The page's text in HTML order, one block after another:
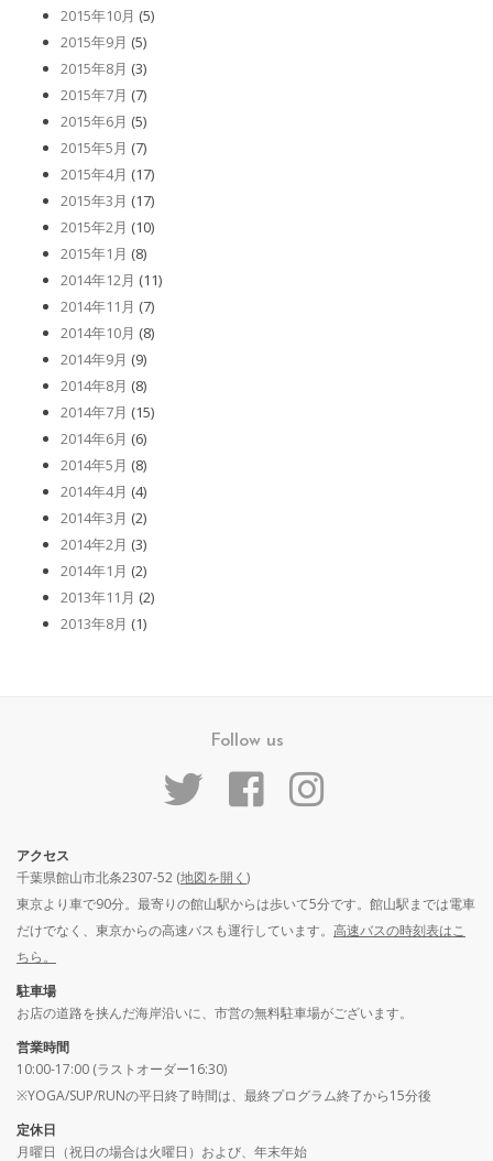
2015年10月 (5)
2015年9月 (5)
2015年8月 (3)
2015年7月 (7)
2015年6月 (5)
2015年5月 (7)
2015年4月 (17)
2015年3月 (17)
2015年2月 (10)
2015年1月 (8)
2014年12月 (11)
2014年11月 (7)
2014年10月 (8)
2014年9月 (9)
2014年8月 (8)
2014年7月 (15)
2014年6月 (6)
2014年5月 (8)
2014年4月 (4)
2014年3月 (2)
2014年2月 (3)
2014年1月 (2)
2013年11月 (2)
2013年8月 (1)
Follow us
アクセス
千葉県館山市北条2307-52 (地図を開く )
東京より車で90分。最寄りの館山駅からは歩いて5分です。館山駅までは電車
だけでなく、東京からの高速バスも運行しています。 高速バスの時刻表はこ
ちら。
駐車場
お店の道路を挟んだ海岸沿いに、市営の無料駐車場がございます。
営業時間
10:00-17:00 (ラストオーダー16:30)
※YOGA/SUP/RUNの平日終了時間は、最終プログラム終了から15分後
定休日
月曜日（祝日の場合は火曜日）および、年末年始